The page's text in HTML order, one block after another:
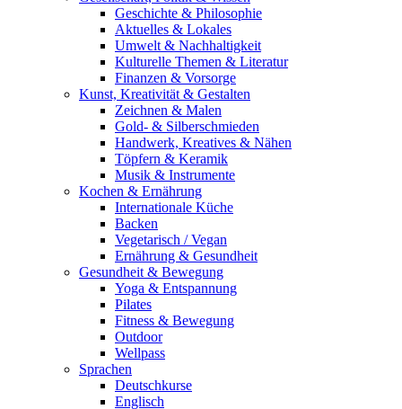
Geschichte & Philosophie
Aktuelles & Lokales
Umwelt & Nachhaltigkeit
Kulturelle Themen & Literatur
Finanzen & Vorsorge
Kunst, Kreativität & Gestalten
Zeichnen & Malen
Gold- & Silberschmieden
Handwerk, Kreatives & Nähen
Töpfern & Keramik
Musik & Instrumente
Kochen & Ernährung
Internationale Küche
Backen
Vegetarisch / Vegan
Ernährung & Gesundheit
Gesundheit & Bewegung
Yoga & Entspannung
Pilates
Fitness & Bewegung
Outdoor
Wellpass
Sprachen
Deutschkurse
Englisch